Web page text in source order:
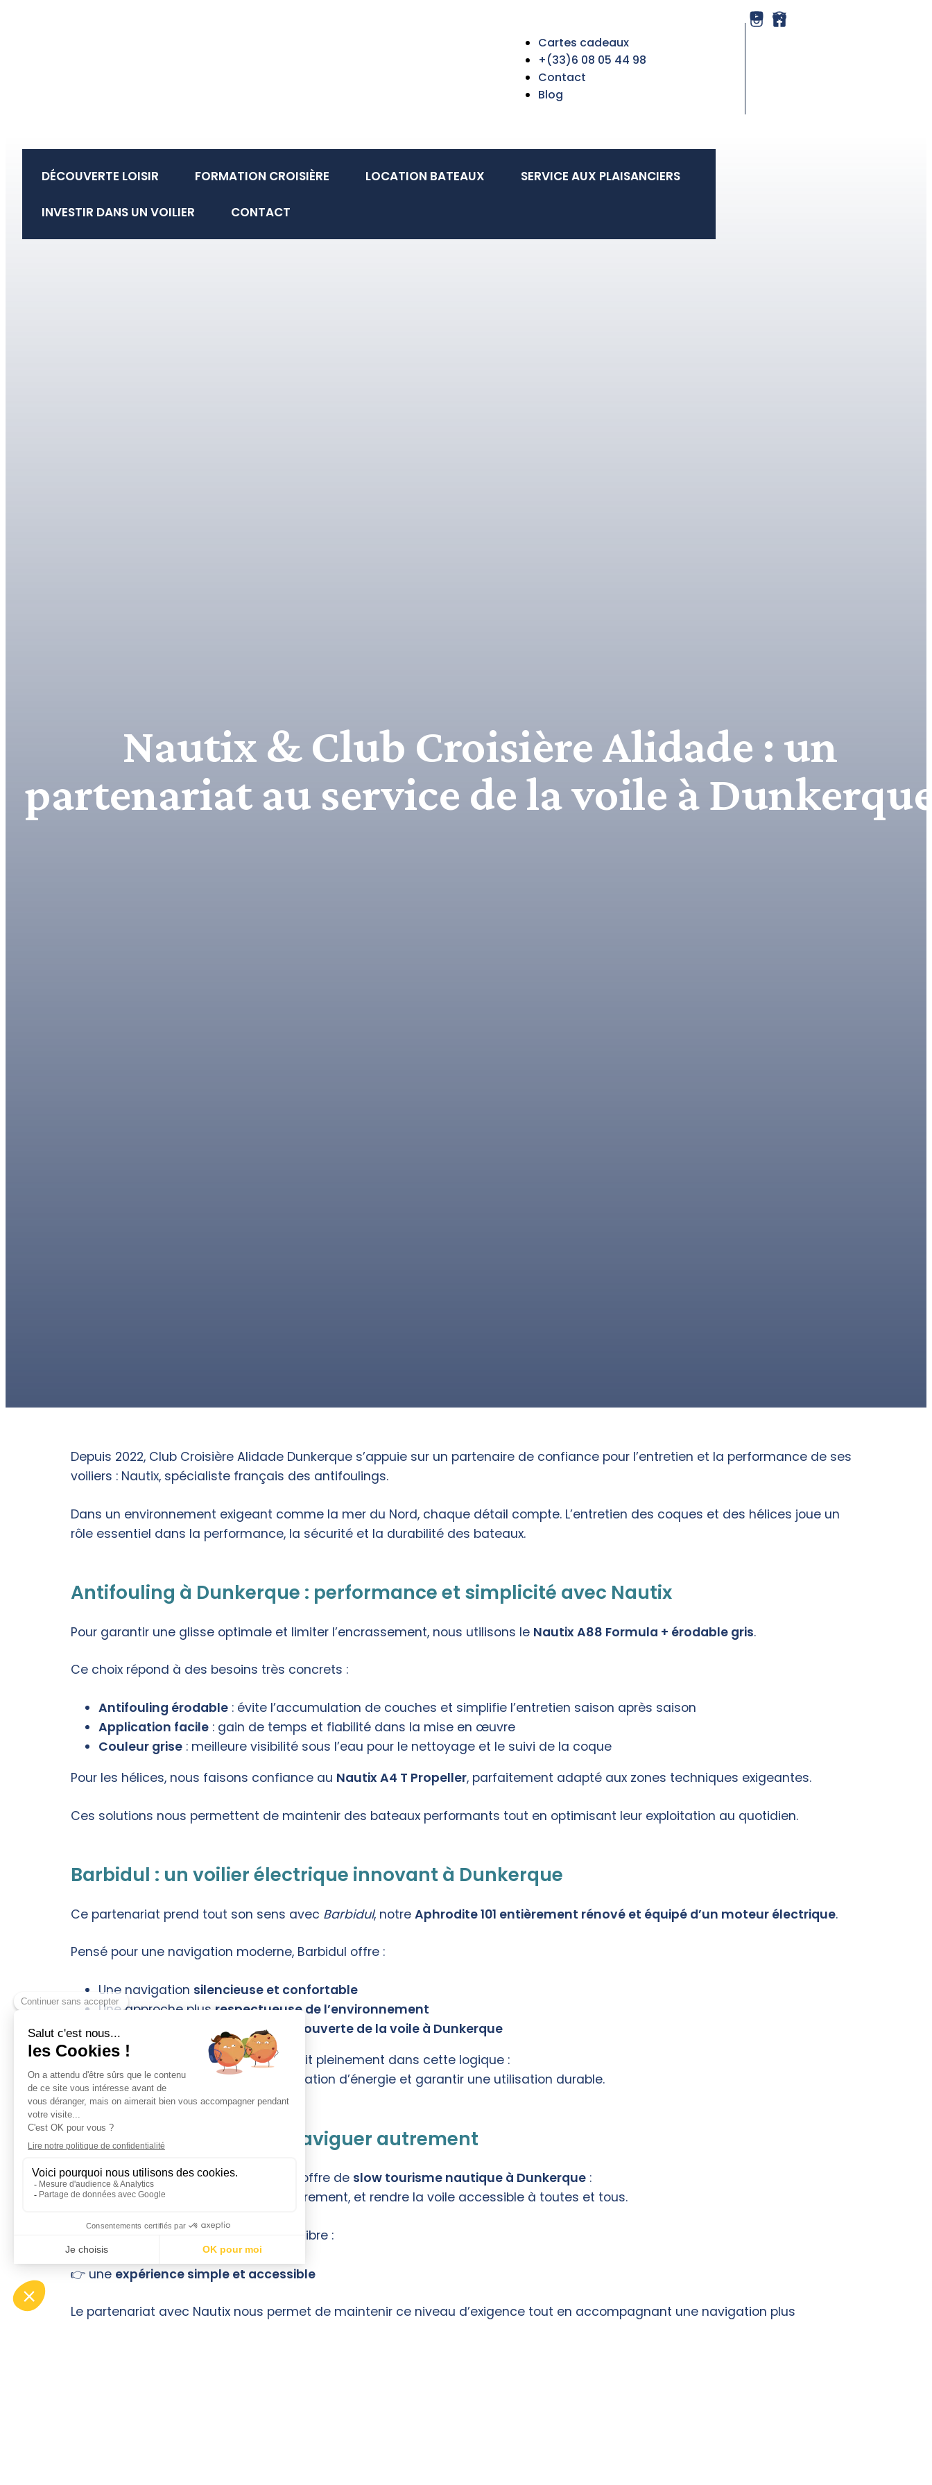
Cartes cadeaux
+(33)6 08 05 44 98
Contact
Blog
DÉCOUVERTE LOISIR FORMATION CROISIÈRE LOCATION BATEAUX SERVICE AUX PLAISANCIERS
INVESTIR DANS UN VOILIER CONTACT
Nautix & Club Croisière Alidade : un
partenariat au service de la voile à
Depuis 2022, Club Croisière Alidade Dunkerque s’appuie sur un partenaire de confiance pour l’entretien et la performance de ses
voiliers : Nautix, spécialiste français des antifoulings.
Dans un environnement exigeant comme la mer du Nord, chaque détail compte. L’entretien des coques et des hélices joue un
rôle essentiel dans la performance, la sécurité et la durabilité des bateaux.
Antifouling à Dunkerque : performance et simplicité avec Nautix
Pour garantir une glisse optimale et limiter l’encrassement, nous utilisons le Nautix A88 Formula + érodable gris.
Ce choix répond à des besoins très concrets :
Antifouling érodable : évite l’accumulation de couches et simplifie l’entretien saison après saison
Application facile : gain de temps et fiabilité dans la mise en œuvre
Couleur grise : meilleure visibilité sous l’eau pour le nettoyage et le suivi de la coque
Pour les hélices, nous faisons confiance au Nautix A4 T Propeller, parfaitement adapté aux zones techniques exigeantes.
Ces solutions nous permettent de maintenir des bateaux performants tout en optimisant leur exploitation au quotidien.
Barbidul : un voilier électrique innovant à Dunkerque
Ce partenariat prend tout son sens avec Barbidul, notre Aphrodite 101 entièrement rénové et équipé d’un moteur électrique.
Pensé pour une navigation moderne, Barbidul offre :
Une navigation silencieuse et confortable
Une approche plus respectueuse de l’environnement
Une expérience idéale pour la
découverte de la voile à Dunkerque
L’utilisation des solutions Nautix s’inscrit pleinement dans cette logique :
optimiser la glisse, limiter la consommation d’énergie et garantir une utilisation durable.
Slow tourisme et voile : naviguer autrement
Avec Barbidul, nous développons une offre de slow tourisme nautique à Dunkerque :
prendre le temps, découvrir la mer autrement, et rendre la voile accessible à toutes et tous.
Ce positionnement repose sur un équilibre :
👉 une
exigence technique forte
👉 une expérience simple et accessible
Le partenariat avec Nautix nous permet de maintenir ce niveau d’exigence tout en accompagnant une navigation plus